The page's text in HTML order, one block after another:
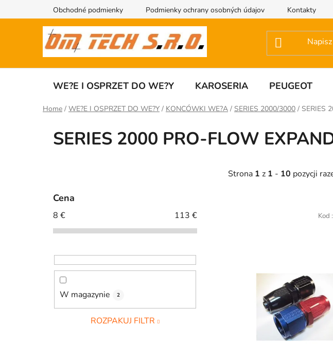
do
Obchodné podmienky Podmienky ochrany osobných údajov Kontakty
WE?E I OSPRZET DO WE?Y KAROSERIA PEUGEOT
Home / WE?E I OSPRZET DO WE?Y / KONCÓWKI WE?A / SERIES 2000/3000 / SERIES
SERIES 2000 PRO-FLOW
Cena
8 € 113 €
W magazynie 2
ROZPAKUJ FILTR
Strona 1 z 1 - 10 pozycji
Kod :